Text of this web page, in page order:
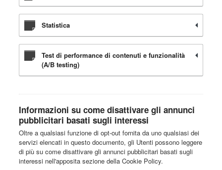
Statistica
Test di performance di contenuti e funzionalità
(A/B testing)
Informazioni su come disattivare gli annunci
pubblicitari basati sugli interessi
Oltre a qualsiasi funzione di opt-out fornita da uno qualsiasi dei
servizi elencati in questo documento, gli Utenti possono leggere
di più su come disattivare gli annunci pubblicitari basati sugli
interessi nell'apposita sezione della Cookie Policy.